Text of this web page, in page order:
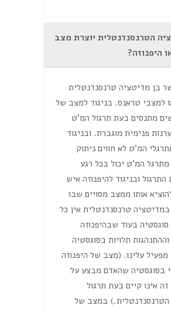
הטרנסנדנטלית יוצרת מצב
היפנוזה?
בן מדיטציה טרנסנדנטלית
למצבי טראנס. בניגוד למצב של
מתנסים בעת תרגול המ'ט
פנימית מוגברת. ובניגוד
המ'ט לא חווים ניתוק
המ'ט יכול בכל רגע
ובניגוד להיפנוזה איש
אותו ממצב מסויים שבו
טרנסנדנטלית אין כל
בעוד שבהיפנוזה
וההתנהגות תלויות בסוגסטיה
עלינו. (מצב של היפנוזה
בסוגסטיה שהאדם מבצע על
אינו קיים בעת תרגול
הטרנסנדנטלית.) במצב של